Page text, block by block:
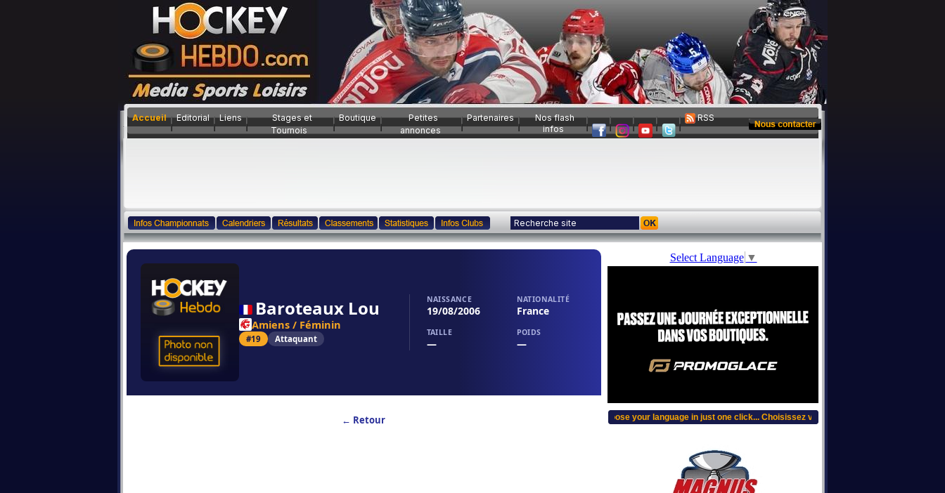
Accueil Editorial Liens
Stages et
Tournois
Boutique
Petites
annonces
Partenaires
Nos flash
infos
RSS
Baroteaux Lou
Amiens / Féminin
#19 Attaquant
NAISSANCE
19/08/2006
NATIONALITÉ
France
TAILLE
—
POIDS
—
← Retour
Select Language ▼
...Bitte w�hlen Sie Ihre Sprache... Choose your language in just one click... Choisissez votre langue, clic plus haut...